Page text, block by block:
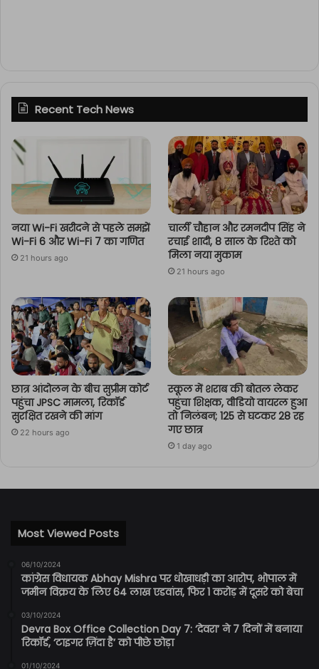
Recent Tech News
नया Wi-Fi खरीदने से पहले समझें
Wi-Fi 6 और Wi-Fi 7 का गणित
21 hours ago
चार्ली चौहान और रमनदीप सिंह ने
रचाई शादी, 8 साल के रिश्ते को
मिला नया मुकाम
21 hours ago
छात्र आंदोलन के बीच सुप्रीम कोर्ट
पहुंचा JPSC मामला, रिकॉर्ड
सुरक्षित रखने की मांग
22 hours ago
स्कूल में शराब की बोतल लेकर
पहुंचा शिक्षक, वीडियो वायरल हुआ
तो निलंबन; 125 से घटकर 28 रह
गए छात्र
1 day ago
Most Viewed Posts
06/10/2024
कांग्रेस विधायक Abhay Mishra पर धोखाधड़ी का आरोप, भोपाल में
जमीन विक्रय के लिए 64 लाख एडवांस, फिर 1 करोड़ में दूसरे को बेचा
03/10/2024
Devra Box Office Collection Day 7: ‘देवरा’ ने 7 दिनों में बनाया
रिकॉर्ड, ‘टाइगर ज़िंदा है’ को पीछे छोड़ा
01/10/2024